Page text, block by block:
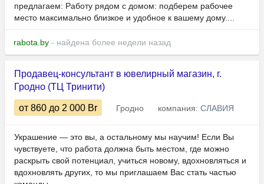
предлагаем: Работу рядом с домом: подберем рабочее
место максимально близкое и удобное к вашему дому....
rabota.by - найдена более недели назад
Продавец-консультант в ювелирный магазин, г.
Гродно (ТЦ Тринити)
от 860 до 2 000 Br Гродно компания: СЛАВИЯ
Украшение — это вы, а остальному мы научим! Если Вы
чувствуете, что работа должна быть местом, где можно
раскрыть свой потенциал, учиться новому, вдохновляться и
вдохновлять других, то мы приглашаем Вас стать частью